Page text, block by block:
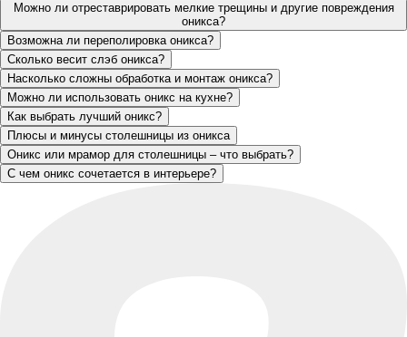
Можно ли отреставрировать мелкие трещины и другие повреждения
оникса?
Возможна ли переполировка оникса?
Сколько весит слэб оникса?
Насколько сложны обработка и монтаж оникса?
Можно ли использовать оникс на кухне?
Как выбрать лучший оникс?
Плюсы и минусы столешницы из оникса
Оникс или мрамор для столешницы – что выбрать?
С чем оникс сочетается в интерьере?